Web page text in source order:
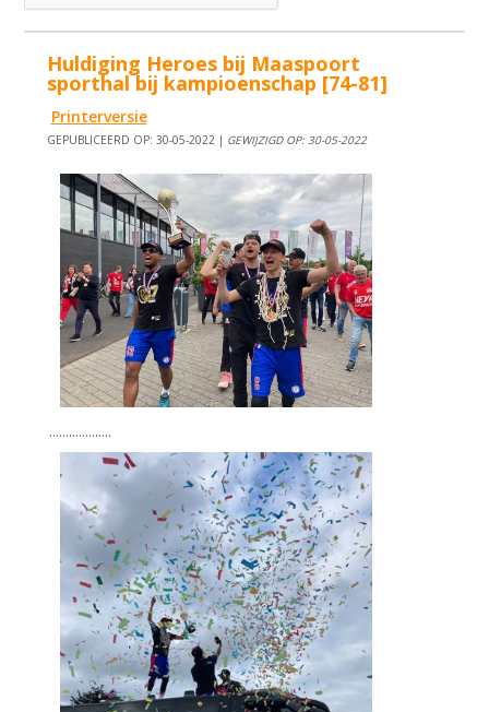
Huldiging Heroes bij Maaspoort
sporthal bij kampioenschap [74-81]
Printerversie
GEPUBLICEERD OP: 30-05-2022 | GEWIJZIGD OP: 30-05-2022
...................